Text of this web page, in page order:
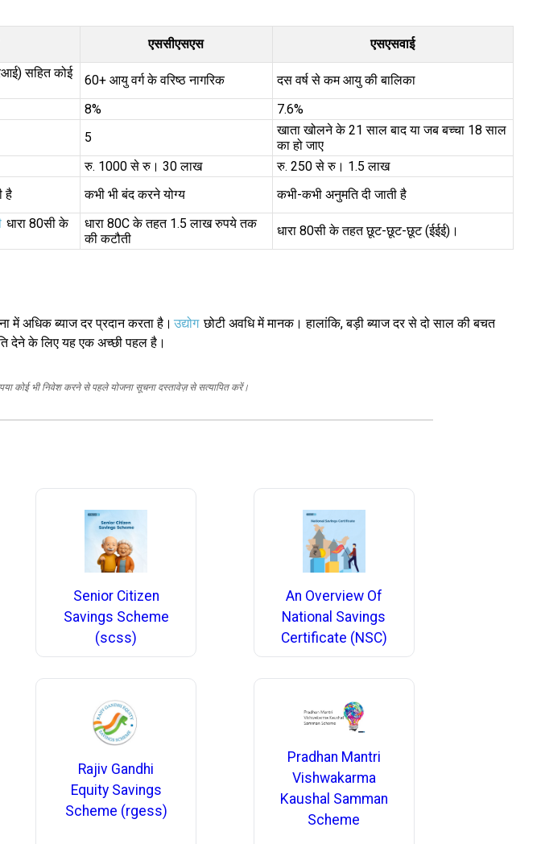
एससीएसएस एसएसवाई
सहित कोई
60+ आयु वर्ग के वरिष्ठ नागरिक
दस वर्ष से कम आयु की बालिका
8%
7.6%
5
खाता खोलने के 21 साल बाद या जब बच्चा 18 साल
का हो जाए
रु. 1000 से रु। 30 लाख
रु. 250 से रु। 1.5 लाख
है कभी भी बंद करने योग्य कभी-कभी अनुमति दी जाती है
धारा 80सी के
धारा 80C के तहत 1.5 लाख रुपये तक
की कटौती
धारा 80सी के तहत छूट-छूट-छूट (ईईई)।
में अधिक ब्याज दर प्रदान करता है। उद्योग छोटी अवधि में मानक। हालांकि, बड़ी ब्याज दर से दो साल की बचत
देने के लिए यह एक अच्छी पहल है।
कोई भी निवेश करने से पहले योजना सूचना दस्तावेज़ से सत्यापित करें।
Senior Citizen
Savings Scheme
(scss)
An Overview Of
National Savings
Certificate (NSC)
Rajiv Gandhi
Equity Savings
Scheme (rgess)
Pradhan Mantri
Vishwakarma
Kaushal Samman
Scheme